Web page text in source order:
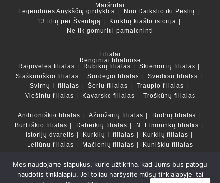
Maršrutai
Legendinės Anykščių girdyklos
Nuo Daikslio iki Peslių
13 tiltų per Šventąją
Kurklių krašto istorija
Ne tik gomuriui pamaloninti
Filialai
Renginiai filialuose
Raguvėlės filialas
Rubikių filialas
Skiemonių filialas
Staškūniškio filialas
Surdegio filialas
Svėdasų filialas
Svirnų II filialas
Šerių filialas
Traupio filialas
Viešintų filialas
Kavarsko filialas Troškūnų filialas
Andrioniškio filialas Ažuožerių filialas
Budrių filialas
Burbiškio filialas
Debeikių filialas
N. Elmininkų filialas
Istorijų dvarelis
Kurklių II filialas
Kurklių filialas
Leliūnų filialas
Mačionių filialas Kuniškių filialas
Duomenų bazės ir katalogai
LT
Mes naudojame slapukus, kurie užtikrina, kad Jums bus patogu
naudotis tinklalapiu. Jei toliau naršysite mūsų tinklalapyje, tai